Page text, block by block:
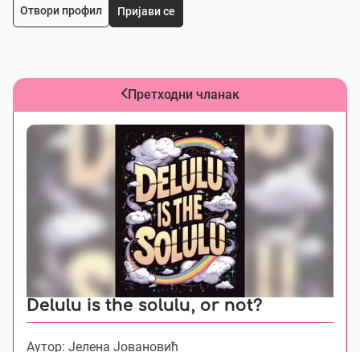
Отвори профил Пријави се
Претходни чланак
Delulu is the solulu, or not?
Аутор: Јелена Jовановић